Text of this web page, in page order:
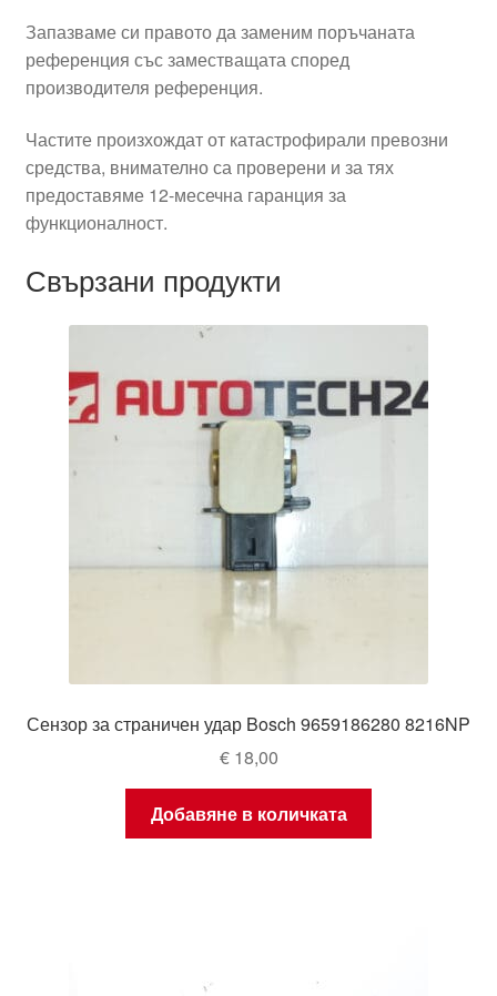
Запазваме си правото да заменим поръчаната
референция със заместващата според
производителя референция.
Частите произхождат от катастрофирали превозни
средства, внимателно са проверени и за тях
предоставяме 12-месечна гаранция за
функционалност.
Свързани продукти
Сензор за страничен удар Bosch 9659186280 8216NP
€18,00
Добавяне в количката